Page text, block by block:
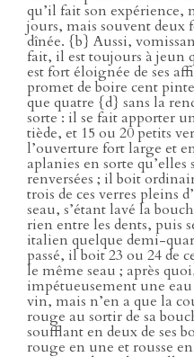
qu’il fait son expérience,
jours, mais souvent deux
dînée. {b} Aussi,
fait, il est toujours à jeun
est fort éloignée de ses
promet de boire cent
que quatre {d} sans la
sorte : il se fait apporter
tiède, et 15 ou 20 petits
l’ouverture fort large et
aplanies en sorte
renversées ; il boit
trois de ces verres pleins
seau, s’étant lavé la
rien entre les dents, puis
italien quelque demi-
passé, il boit 23 ou 24 de
le même seau ; après
impétueusement une
vin, mais n’en a que la
rouge au sortir de sa
soufflant en deux de ses
rouge en une et rousse